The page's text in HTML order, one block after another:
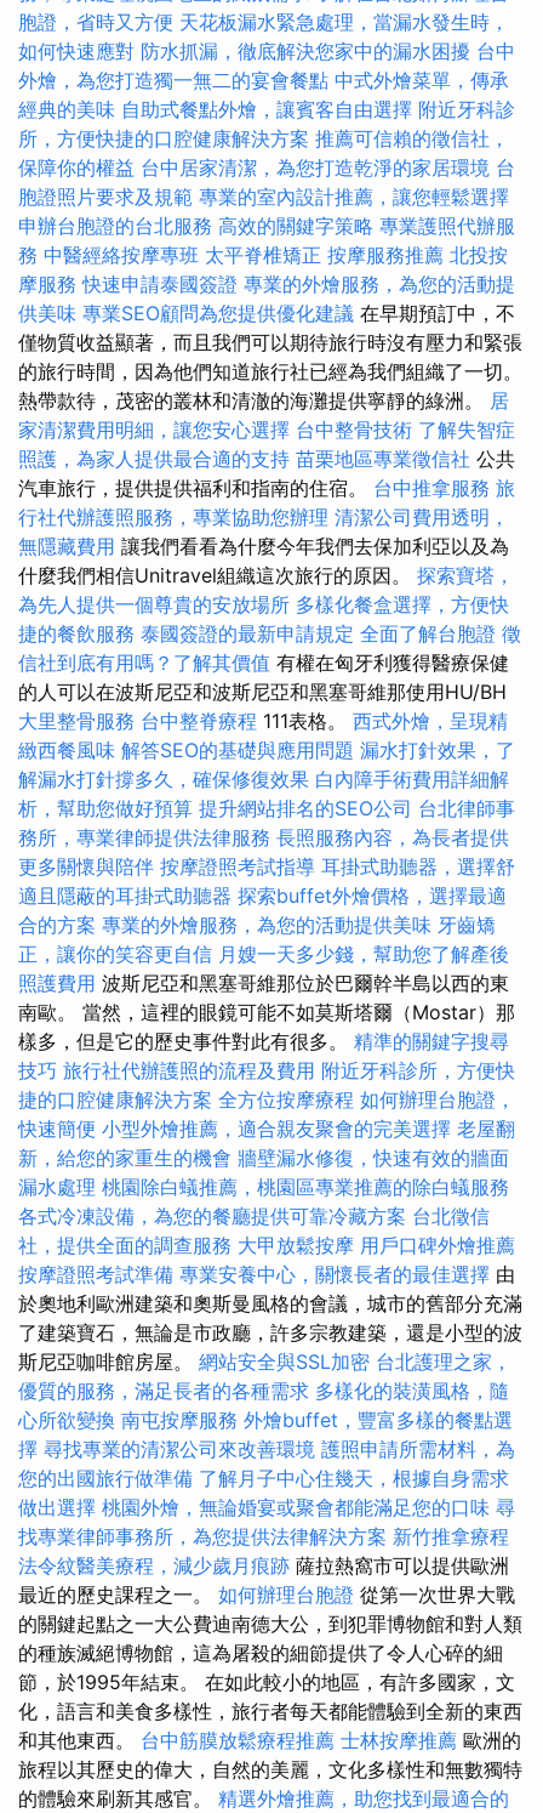
胞證，省時又方便 天花板漏水緊急處理，當漏水發生時，
如何快速應對 防水抓漏，徹底解決您家中的漏水困擾 台中
外燴，為您打造獨一無二的宴會餐點 中式外燴菜單，傳承
經典的美味 自助式餐點外燴，讓賓客自由選擇 附近牙科診
所，方便快捷的口腔健康解決方案 推薦可信賴的徵信社，
保障你的權益 台中居家清潔，為您打造乾淨的家居環境 台
胞證照片要求及規範 專業的室內設計推薦，讓您輕鬆選擇
申辦台胞證的台北服務 高效的關鍵字策略 專業護照代辦服
務 中醫經絡按摩專班 太平脊椎矯正 按摩服務推薦 北投按
摩服務 快速申請泰國簽證 專業的外燴服務，為您的活動提
供美味 專業SEO顧問為您提供優化建議 在早期預訂中，不
僅物質收益顯著，而且我們可以期待旅行時沒有壓力和緊張
的旅行時間，因為他們知道旅行社已經為我們組織了一切。
熱帶款待，茂密的叢林和清澈的海灘提供寧靜的綠洲。 居
家清潔費用明細，讓您安心選擇 台中整骨技術 了解失智症
照護，為家人提供最合適的支持 苗栗地區專業徵信社 公共
汽車旅行，提供提供福利和指南的住宿。 台中推拿服務 旅
行社代辦護照服務，專業協助您辦理 清潔公司費用透明，
無隱藏費用 讓我們看看為什麼今年我們去保加利亞以及為
什麼我們相信Unitravel組織這次旅行的原因。 探索寶塔，
為先人提供一個尊貴的安放場所 多樣化餐盒選擇，方便快
捷的餐飲服務 泰國簽證的最新申請規定 全面了解台胞證 徵
信社到底有用嗎？了解其價值 有權在匈牙利獲得醫療保健
的人可以在波斯尼亞和波斯尼亞和黑塞哥維那使用HU/BH
大里整骨服務 台中整脊療程 111表格。 西式外燴，呈現精
緻西餐風味 解答SEO的基礎與應用問題 漏水打針效果，了
解漏水打針撐多久，確保修復效果 白內障手術費用詳細解
析，幫助您做好預算 提升網站排名的SEO公司 台北律師事
務所，專業律師提供法律服務 長照服務內容，為長者提供
更多關懷與陪伴 按摩證照考試指導 耳掛式助聽器，選擇舒
適且隱蔽的耳掛式助聽器 探索buffet外燴價格，選擇最適
合的方案 專業的外燴服務，為您的活動提供美味 牙齒矯
正，讓你的笑容更自信 月嫂一天多少錢，幫助您了解產後
照護費用 波斯尼亞和黑塞哥維那位於巴爾幹半島以西的東
南歐。 當然，這裡的眼鏡可能不如莫斯塔爾（Mostar）那
樣多，但是它的歷史事件對此有很多。 精準的關鍵字搜尋
技巧 旅行社代辦護照的流程及費用 附近牙科診所，方便快
捷的口腔健康解決方案 全方位按摩療程 如何辦理台胞證，
快速簡便 小型外燴推薦，適合親友聚會的完美選擇 老屋翻
新，給您的家重生的機會 牆壁漏水修復，快速有效的牆面
漏水處理 桃園除白蟻推薦，桃園區專業推薦的除白蟻服務
各式冷凍設備，為您的餐廳提供可靠冷藏方案 台北徵信
社，提供全面的調查服務 大甲放鬆按摩 用戶口碑外燴推薦
按摩證照考試準備 專業安養中心，關懷長者的最佳選擇 由
於奧地利歐洲建築和奧斯曼風格的會議，城市的舊部分充滿
了建築寶石，無論是市政廳，許多宗教建築，還是小型的波
斯尼亞咖啡館房屋。 網站安全與SSL加密 台北護理之家，
優質的服務，滿足長者的各種需求 多樣化的裝潢風格，隨
心所欲變換 南屯按摩服務 外燴buffet，豐富多樣的餐點選
擇 尋找專業的清潔公司來改善環境 護照申請所需材料，為
您的出國旅行做準備 了解月子中心住幾天，根據自身需求
做出選擇 桃園外燴，無論婚宴或聚會都能滿足您的口味 尋
找專業律師事務所，為您提供法律解決方案 新竹推拿療程
法令紋醫美療程，減少歲月痕跡 薩拉熱窩市可以提供歐洲
最近的歷史課程之一。 如何辦理台胞證 從第一次世界大戰
的關鍵起點之一大公費迪南德大公，到犯罪博物館和對人類
的種族滅絕博物館，這為屠殺的細節提供了令人心碎的細
節，於1995年結束。 在如此較小的地區，有許多國家，文
化，語言和美食多樣性，旅行者每天都能體驗到全新的東西
和其他東西。 台中筋膜放鬆療程推薦 士林按摩推薦 歐洲的
旅程以其歷史的偉大，自然的美麗，文化多樣性和無數獨特
的體驗來刷新其感官。 精選外燴推薦，助您找到最適合的